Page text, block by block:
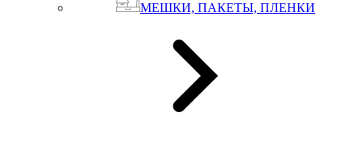
МЕШКИ, ПАКЕТЫ, ПЛЕНКИ